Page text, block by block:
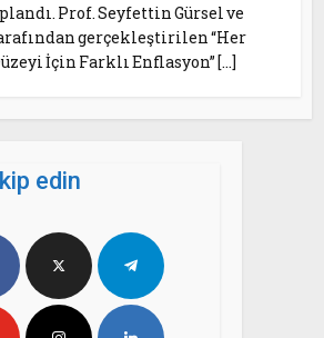
Prof. Seyfettin Gürsel ve
gerçekleştirilen “Her
İçin Farklı Enflasyon” […]
edin